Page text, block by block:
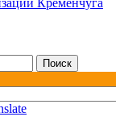
Кременчуга